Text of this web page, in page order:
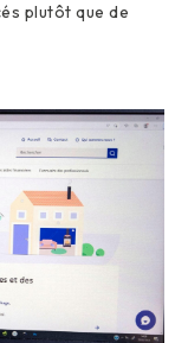
plutôt que de